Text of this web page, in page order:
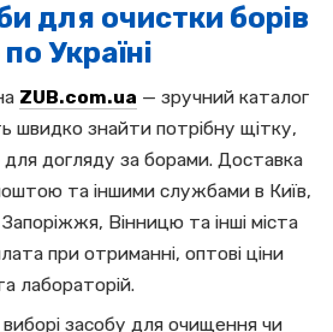
для очистки борів
Україні
ZUB.com.ua — зручний каталог
швидко знайти потрібну щітку,
догляду за борами. Доставка
та іншими службами в Київ,
Вінницю та інші міста
при отриманні, оптові ціни
лабораторій.
засобу для очищення чи